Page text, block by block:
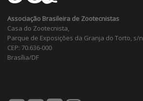
Associação Brasileira de Zootecnistas
Casa do Zootecnista,
Parque de Exposições da Granja do Torto, s/n
CEP: 70.636-000
Brasília/DF